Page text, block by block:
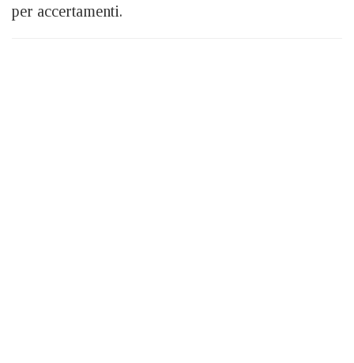
per accertamenti.